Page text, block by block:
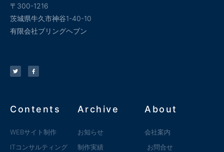
〒300-1216
茨城県牛久市神谷1-40-10
有限会社ブリングヘブン
Contents
WEBサイト制作
ITコンサルティング
Archive
お知らせ
制作実績
About
会社案内
お問合せ